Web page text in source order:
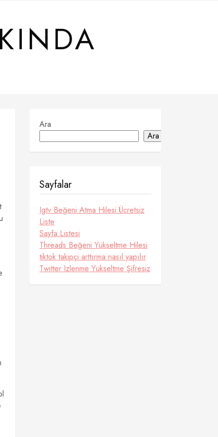
Ara
Ara
Sayfalar
Igtv Beğeni Atma Hilesi Ücretsiz
Liste
Sayfa Listesi
Threads Beğeni Yükseltme Hilesi
tiktok takipçi arttırma nasıl yapılır
Twitter Izlenme Yükseltme Şifresiz